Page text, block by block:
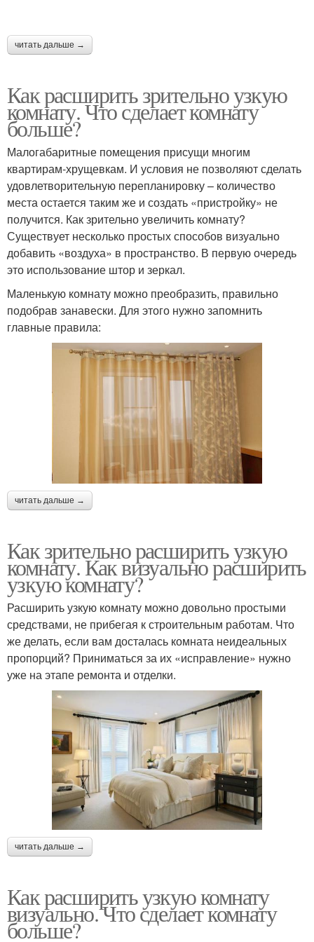
читать дальше →
Как расширить зрительно узкую
комнату. Что сделает комнату
больше?
Малогабаритные помещения присущи многим
квартирам-хрущевкам. И условия не позволяют сделать
удовлетворительную перепланировку – количество
места остается таким же и создать «пристройку» не
получится. Как зрительно увеличить комнату?
Существует несколько простых способов визуально
добавить «воздуха» в пространство. В первую очередь
это использование штор и зеркал.
Маленькую комнату можно преобразить, правильно
подобрав занавески. Для этого нужно запомнить
главные правила:
читать дальше →
Как зрительно расширить узкую
комнату. Как визуально расширить
узкую комнату?
Расширить узкую комнату можно довольно простыми
средствами, не прибегая к строительным работам. Что
же делать, если вам досталась комната неидеальных
пропорций? Приниматься за их «исправление» нужно
уже на этапе ремонта и отделки.
читать дальше →
Как расширить узкую комнату
визуально. Что сделает комнату
больше?